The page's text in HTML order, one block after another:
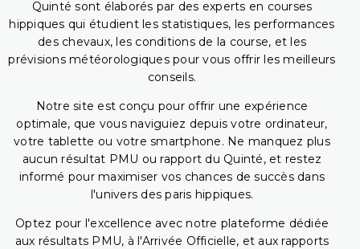
Quinté sont élaborés par des experts en courses
hippiques qui étudient les statistiques, les performances
des chevaux, les conditions de la course, et les
prévisions météorologiques pour vous offrir les meilleurs
conseils.
Notre site est conçu pour offrir une expérience
optimale, que vous naviguiez depuis votre ordinateur,
votre tablette ou votre smartphone. Ne manquez plus
aucun résultat PMU ou rapport du Quinté, et restez
informé pour maximiser vos chances de succès dans
l'univers des paris hippiques.
Optez pour l'excellence avec notre plateforme dédiée
aux résultats PMU, à l'Arrivée Officielle, et aux rapports